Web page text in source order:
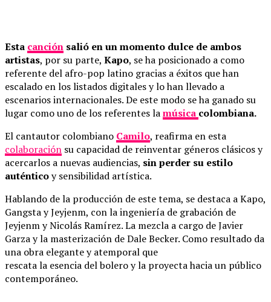
Esta canción salió en un momento dulce de ambos
artistas, por su parte, Kapo, se ha posicionado a como
referente del afro-pop latino gracias a éxitos que han
escalado en los listados digitales y lo han llevado a
escenarios internacionales. De este modo se ha ganado su
lugar como uno de los referentes lamúsica colombiana.
El cantautor colombiano Camilo, reafirma en esta
colaboración su capacidad de reinventar géneros clásicos y
acercarlos a nuevas audiencias, sin perder su estilo
auténticoy sensibilidad artística.
Hablando de la producción de este tema, se destaca a Kapo,
Gangsta y Jeyjenm, con la ingeniería de grabación de
Jeyjenm y Nicolás Ramírez. La mezcla a cargo de Javier
Garza y la masterización de Dale Becker. Como resultado da
una obra elegante y atemporal que
rescata la esencia del bolero y la proyecta hacia un público
contemporáneo.